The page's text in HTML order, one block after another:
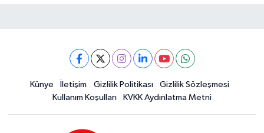
Künye İletişim Gizlilik Politikası
Gizlilik Sözleşmesi
Kullanım Koşulları
KVKK Aydınlatma Metni